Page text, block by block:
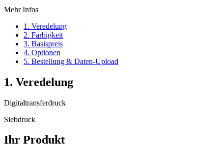
Mehr Infos
1. Veredelung
2. Farbigkeit
3. Basispreis
4. Optionen
5. Bestellung & Daten-Upload
1. Veredelung
Digitaltransferdruck
Siebdruck
Ihr Produkt